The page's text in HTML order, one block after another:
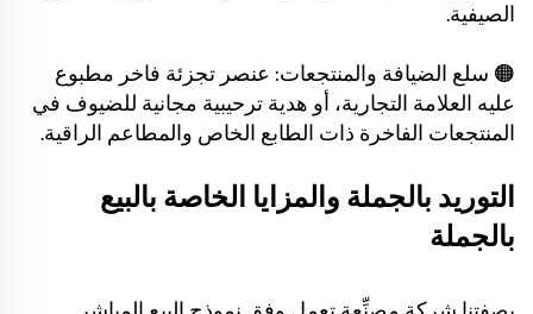
الصيفية.
🟠 سلع الضيافة والمنتجعات: عنصر تجزئة فاخر مطبوع
عليه العلامة التجارية، أو هدية ترحيبية مجانية للضيوف في
المنتجعات الفاخرة ذات الطابع الخاص والمطاعم الراقية.
التوريد بالجملة والمزايا الخاصة بالبيع
بالجملة